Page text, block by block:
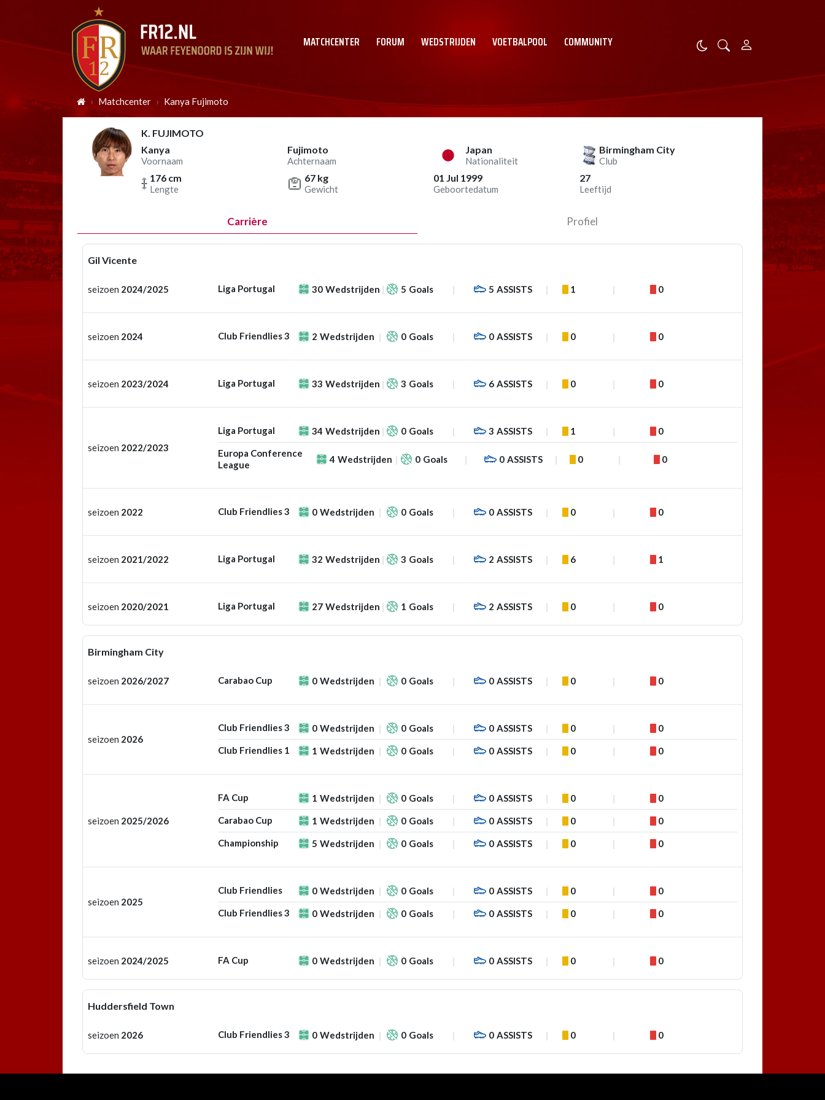
MATCHCENTER FORUM WEDSTRIJDEN VOETBALPOOL COMMUNITY
Matchcenter Kanya Fujimoto
K. FUJIMOTO
Kanya
Voornaam
Fujimoto
Achternaam
Japan
Nationaliteit
Birmingham City
Club
176 cm
Lengte
67 kg
Gewicht
01 Jul 1999
Geboortedatum
27
Leeftijd
Carrière Profiel
Gil Vicente
seizoen 2024/2025 Liga Portugal 30 Wedstrijden 5 Goals 5 ASSISTS 1 0
seizoen 2024 Club Friendlies 3 2 Wedstrijden 0 Goals 0 ASSISTS 0 0
seizoen 2023/2024 Liga Portugal 33 Wedstrijden 3 Goals 6 ASSISTS 0 0
seizoen 2022/2023
Liga Portugal 34 Wedstrijden 0 Goals 3 ASSISTS 1 0
Europa Conference
League
4 Wedstrijden 0 Goals 0 ASSISTS 0 0
seizoen 2022 Club Friendlies 3 0 Wedstrijden 0 Goals 0 ASSISTS 0 0
seizoen 2021/2022 Liga Portugal 32 Wedstrijden 3 Goals 2 ASSISTS 6 1
seizoen 2020/2021 Liga Portugal 27 Wedstrijden 1 Goals 2 ASSISTS 0 0
Birmingham City
seizoen 2026/2027 Carabao Cup 0 Wedstrijden 0 Goals 0 ASSISTS 0 0
seizoen 2026
Club Friendlies 3 0 Wedstrijden 0 Goals 0 ASSISTS 0 0
Club Friendlies 1 1 Wedstrijden 0 Goals 0 ASSISTS 0 0
seizoen 2025/2026
FA Cup 1 Wedstrijden 0 Goals 0 ASSISTS 0 0
Carabao Cup 1 Wedstrijden 0 Goals 0 ASSISTS 0 0
Championship 5 Wedstrijden 0 Goals 0 ASSISTS 0 0
seizoen 2025
Club Friendlies 0 Wedstrijden 0 Goals 0 ASSISTS 0 0
Club Friendlies 3 0 Wedstrijden 0 Goals 0 ASSISTS 0 0
seizoen 2024/2025 FA Cup 0 Wedstrijden 0 Goals 0 ASSISTS 0 0
Huddersfield Town
seizoen 2026 Club Friendlies 3 0 Wedstrijden 0 Goals 0 ASSISTS 0 0